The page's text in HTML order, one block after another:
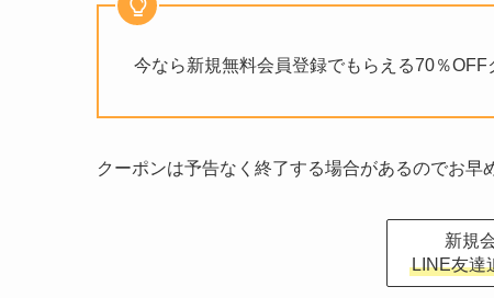
今なら新規無料会員登録でもらえる70％
クーポンは予告なく終了する場合があるのでお早
新規
LINE友達